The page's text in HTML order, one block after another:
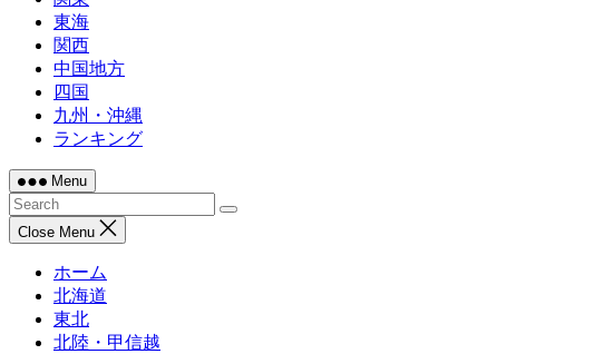
東海
関西
中国地方
四国
九州・沖縄
ランキング
Menu
Close Menu
ホーム
北海道
東北
北陸・甲信越